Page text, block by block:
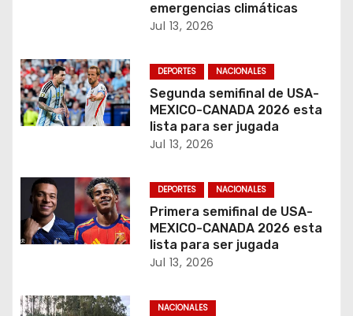
d
a
emergencias climáticas
Jul 13, 2026
DEPORTES NACIONALES
Segunda semifinal de USA-
MEXICO-CANADA 2026 esta
lista para ser jugada
Jul 13, 2026
DEPORTES NACIONALES
Primera semifinal de USA-
MEXICO-CANADA 2026 esta
lista para ser jugada
Jul 13, 2026
NACIONALES